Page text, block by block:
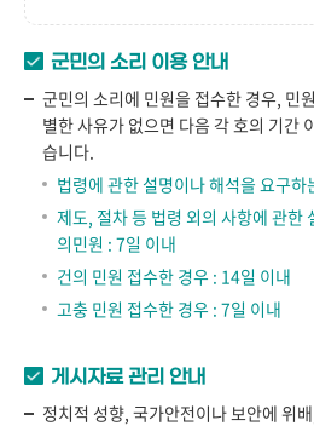
군민의 소리 이용 안내
군민의 소리에 민원을 접수한 경우, 민
별한 사유가 없으면 다음 각 호의 기간
습니다.
법령에 관한 설명이나 해석을 요구
제도, 절차 등 법령 외의 사항에 관한
의민원 : 7일 이내
건의 민원 접수한 경우 : 14일 이내
고충 민원 접수한 경우 : 7일 이내
게시자료 관리 안내
정치적 성향, 국가안전이나 보안에 위